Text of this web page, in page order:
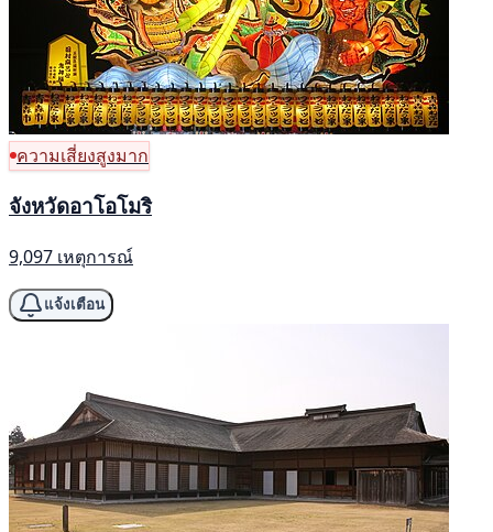
ความเสี่ยงสูงมาก
จังหวัดอาโอโมริ
9,097 เหตุการณ์
แจ้งเตือน